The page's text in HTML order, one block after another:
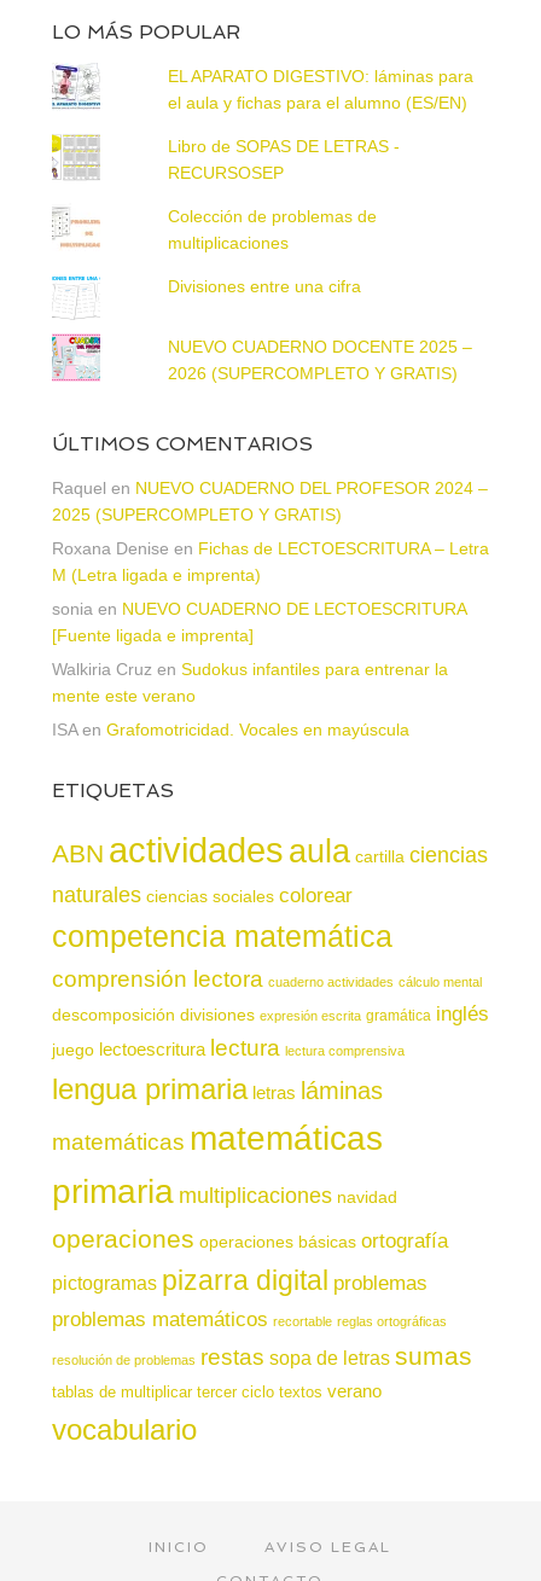
LO MÁS POPULAR
EL APARATO DIGESTIVO: láminas para
el aula y fichas para el alumno (ES/EN)
Libro de SOPAS DE LETRAS -
RECURSOSEP
Colección de problemas de
multiplicaciones
Divisiones entre una cifra
NUEVO CUADERNO DOCENTE 2025 –
2026 (SUPERCOMPLETO Y GRATIS)
ÚLTIMOS COMENTARIOS
Raquel en NUEVO CUADERNO DEL PROFESOR 2024 –
2025 (SUPERCOMPLETO Y GRATIS)
Roxana Denise en Fichas de LECTOESCRITURA – Letra
M (Letra ligada e imprenta)
sonia en NUEVO CUADERNO DE LECTOESCRITURA
[Fuente ligada e imprenta]
Walkiria Cruz en Sudokus infantiles para entrenar la
mente este verano
ISAen Grafomotricidad. Vocales en mayúscula
ETIQUETAS
ABN actividadesaula cartilla ciencias
naturales ciencias sociales colorear
competencia matemática
comprensión lectora cuaderno actividades cálculo mental
descomposición divisiones expresión escrita gramática inglés
juego lectoescritura lectura lectura comprensiva
lengua primaria letras láminas
matemáticas matemáticas
primaria multiplicaciones navidad
operaciones operaciones básicas ortografía
pictogramas pizarra digital problemas
problemas matemáticos recortable reglas ortográficas
resolución de problemas restas sopa de letras sumas
tablas de multiplicar tercer ciclo textos verano
vocabulario
INICIO
AVISO LEGAL